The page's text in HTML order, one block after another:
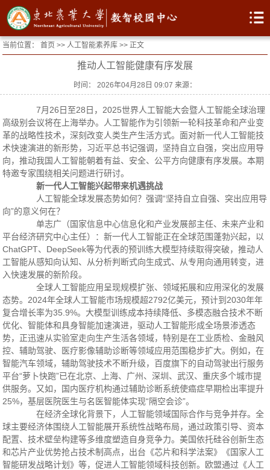
当前位置：首页 >>人工智能素养库 >> 正文
推动人工智能健康有序发展
时间： 2026年04月28日 09:07 来源：
7月26日至28日，2025世界人工智能大会暨人工智能全球治理
高级别会议将在上海举办。人工智能作为引领新一轮科技革命和产业变
革的战略性技术，深刻改变人类生产生活方式。面对新一代人工智能技
术快速演进的新形势，习近平总书记强调，坚持自立自强，突出应用导
向，推动我国人工智能朝着有益、安全、公平方向健康有序发展。本期
特邀专家围绕相关问题进行研讨。
新一代人工智能兴起带来机遇挑战
人工智能全球发展态势如何？强调“坚持自立自强、突出应用导
向”的意义何在？
单志广（国家信息中心信息化和产业发展部主任、未来产业和
平台经济研究中心主任）：新一代人工智能正在全球范围蓬勃兴起，以
ChatGPT、DeepSeek等为代表的预训练大模型持续取得突破，推动人
工智能从感知向认知、从分析判断式向生成式、从专用向通用转变，进
入快速发展的新阶段。
全球人工智能应用呈现规模扩张、领域拓展和应用深化的发展
态势。2024年全球人工智能市场规模超2792亿美元，预计到2030年年
复合增长率为35.9%。大模型训练成本持续降低、多模态融合技术不断
优化、智能体和具身智能加速演进，驱动人工智能形成全场景渗透态
势，正迅速从实验室走向生产生活各领域，特别是在工业质检、金融风
控、辅助驾驶、医疗影像辅助诊断等领域应用范围稳步扩大。例如，在
智能汽车领域，辅助驾驶技术不断升级，百度旗下的自动驾驶出行服务
平台“萝卜快跑”已在北京、上海、广州、深圳、武汉、重庆多个城市提
供服务。又如，国内医疗机构通过辅助诊断系统使癌症早期检出率提升
25%，基层医院医生与名医智能体实现“隔空会诊”。
在经济全球化背景下，人工智能领域国际合作与竞争并存。全
球主要经济体围绕人工智能展开系统性战略布局，通过政策引导、资本
配置、技术壁垒构建等多维度塑造自身竞争力。美国依托硅谷创新生态
和芯片产业优势抢占技术制高点，出台《芯片和科学法案》《国家人工
智能研发战略计划》等，促进人工智能领域科技创新。欧盟通过《人工